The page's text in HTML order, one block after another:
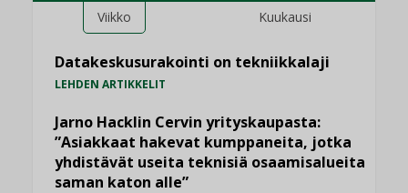
Viikko Kuukausi
Datakeskusurakointi on tekniikkalaji
LEHDEN ARTIKKELIT
Jarno Hacklin Cervin yrityskaupasta:
”Asiakkaat hakevat kumppaneita, jotka
yhdistävät useita teknisiä osaamisalueita
saman katon alle”